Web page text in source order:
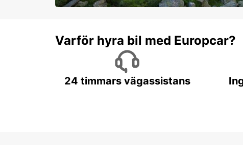
Varför hyra bil med Europcar?
24 timmars vägassistans